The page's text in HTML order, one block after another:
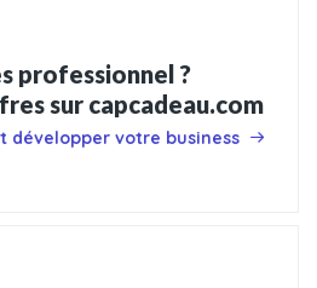
professionnel ?
sur capcadeau.com
développer votre business